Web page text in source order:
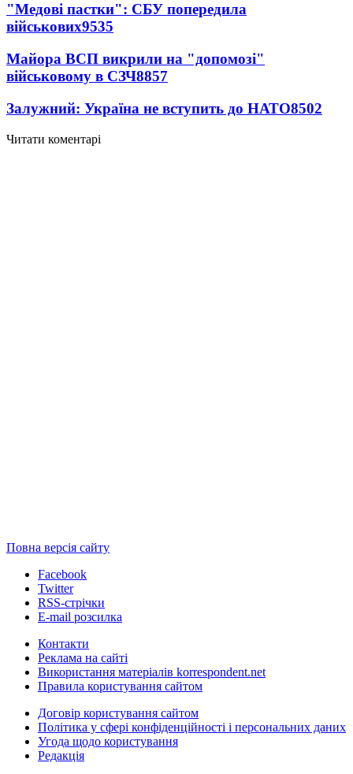
"Медові пастки": СБУ попередила
військових9535
Майора ВСП викрили на "допомозі"
військовому в СЗЧ8857
Залужний: Україна не вступить до НАТО8502
Читати коментарі
Повна версія сайту
Facebook
Twitter
RSS-стрічки
E-mail розсилка
Контакти
Реклама на сайті
Використання матеріалів korrespondent.net
Правила користування сайтом
Договір користування сайтом
Політика у сфері конфіденційності і персональних даних
Угода щодо користування
Редакція